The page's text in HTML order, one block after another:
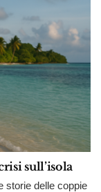
sull’isola
storie delle coppie